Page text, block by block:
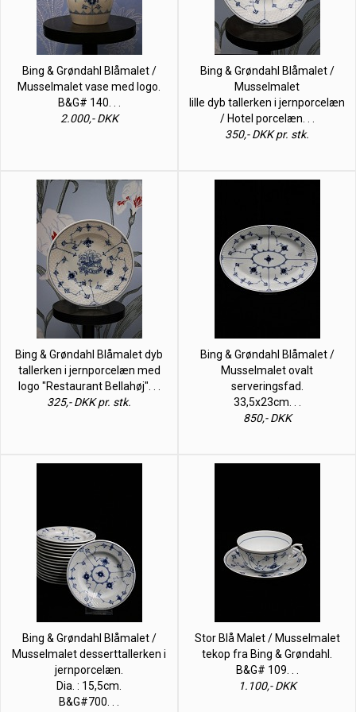
Bing & Grøndahl Blåmalet /
Musselmalet vase med logo.
B&G# 140. . .
2.000,- DKK
Bing & Grøndahl Blåmalet /
Musselmalet
lille dyb tallerken i jernporcelæn
/ Hotel porcelæn. . .
350,- DKK pr. stk.
Bing & Grøndahl Blåmalet dyb
tallerken i jernporcelæn med
logo "Restaurant Bellahøj". . .
325,- DKK pr. stk.
Bing & Grøndahl Blåmalet /
Musselmalet ovalt
serveringsfad.
33,5x23cm. . .
850,- DKK
Bing & Grøndahl Blåmalet /
Musselmalet desserttallerken i
jernporcelæn.
Dia. : 15,5cm.
B&G#700. . .
Stor Blå Malet / Musselmalet
tekop fra Bing & Grøndahl.
B&G# 109. . .
1.100,- DKK